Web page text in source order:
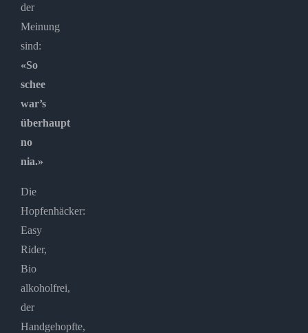
der
Meinung
sind:
«So
schee
war’s
überhaupt
no
nia.»
Die
Hopfenhäcker:
Easy
Rider,
Bio
alkoholfrei,
der
Handgehopfte,